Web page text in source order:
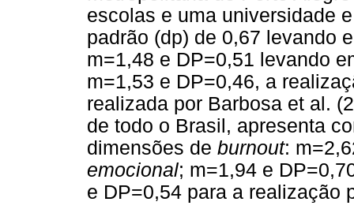
escolas e uma universidade
padrão (dp) de 0,67 levando
m=1,48 e DP=0,51 levando
m=1,53 e DP=0,46, a
realizada por Barbosa et al.
de todo o Brasil, apresenta
dimensões de burnout:
emocional; m=1,94 e
e DP=0,54 para a realização